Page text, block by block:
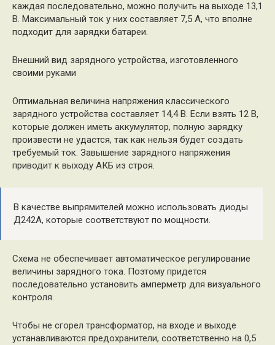
каждая последовательно, можно получить на выходе 13,1
В. Максимальный ток у них составляет 7,5 А, что вполне
подходит для зарядки батареи.
Внешний вид зарядного устройства, изготовленного
своими руками
Оптимальная величина напряжения классического
зарядного устройства составляет 14,4 В. Если взять 12 В,
которые должен иметь аккумулятор, полную зарядку
произвести не удастся, так как нельзя будет создать
требуемый ток. Завышение зарядного напряжения
приводит к выходу АКБ из строя.
В качестве выпрямителей можно использовать диоды
Д242А, которые соответствуют по мощности.
Схема не обеспечивает автоматическое регулирование
величины зарядного тока. Поэтому придется
последовательно установить амперметр для визуального
контроля.
Чтобы не сгорел трансформатор, на входе и выходе
устанавливаются предохранители, соответственно на 0,5